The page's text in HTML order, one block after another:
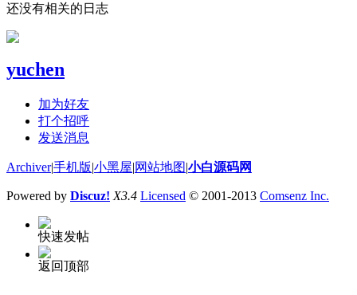
还没有相关的日志
yuchen
加为好友
打个招呼
发送消息
Archiver|手机版|小黑屋|网站地图|小白源码网
Powered by Discuz! X3.4 Licensed © 2001-2013 Comsenz Inc.
快速发帖
返回顶部